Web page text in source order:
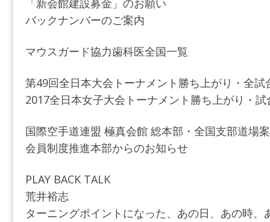
「新会館建設募金」のお願い
バックナンバーのご案内
マウスガード協力歯科医全国一覧
第49回全日本大会トーナメント勝ち上がり・全試
2017全日本女子大会トーナメント勝ち上がり・試
国際空手道連盟 極真会館 総本部・全国支部道場
会員制度推進本部からのお知らせ
PLAY BACK TALK
荒井裕志
ターニングポイントになった、あの日、あの時、